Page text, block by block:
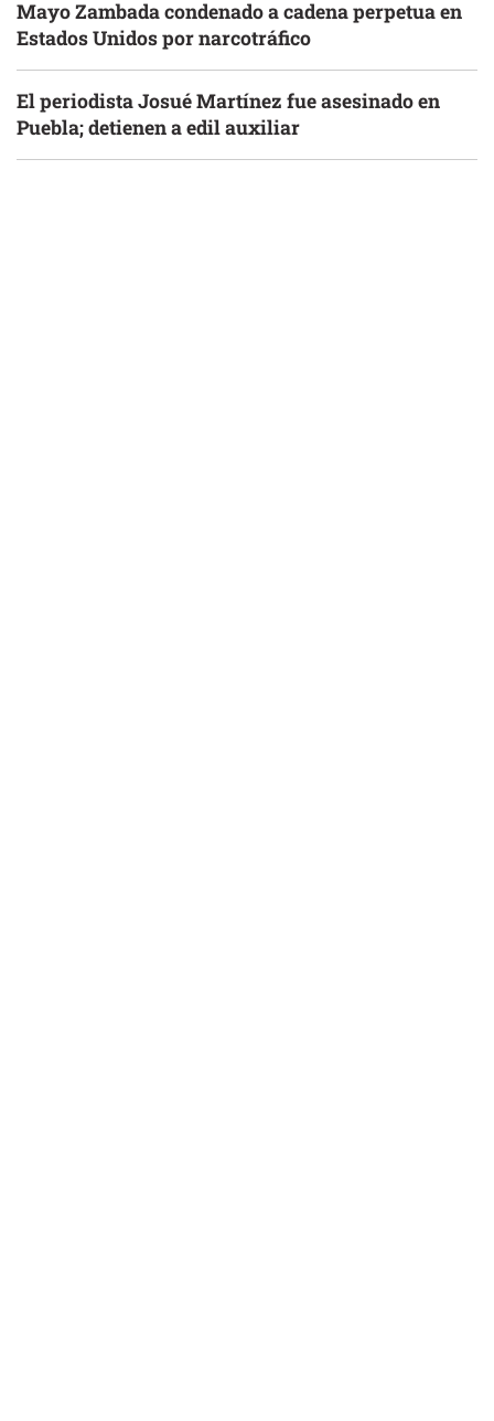
Mayo Zambada condenado a cadena perpetua en
Estados Unidos por narcotráfico
El periodista Josué Martínez fue asesinado en
Puebla; detienen a edil auxiliar